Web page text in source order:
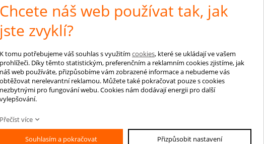
koberec MOROKO
MR0010
Dostupnost:skladem
550,00 Kčs DPH
Dostupnost:skladem
550,00 Kčs DPH
Chcete náš web používat tak, jak
jste zvyklí?
K tomu potřebujeme váš souhlas s využitím cookies, které se ukládají ve vašem
prohlížeči. Díky těmto statistickým, preferenčním a reklamním cookies zjistíme, jak
náš web používáte, přizpůsobíme vám zobrazené informace a nebudeme vás
obtěžovat nerelevantní reklamou. Můžete také pokračovat pouze s cookies
nezbytnými pro fungování webu. Cookies nám dodávají energii pro další
vylepšování.
Přečíst více
Souhlasím a pokračovat Přizpůsobit nastavení